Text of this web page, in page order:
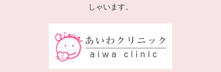
しゃいます。